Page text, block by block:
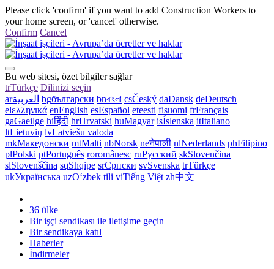
Please click 'confirm' if you want to add Construction Workers to
your home screen, or 'cancel' otherwise.
Confirm Cancel
Bu web sitesi, özet bilgiler sağlar
trTürkçe Dilinizi seçin
arالعربية bgбългарски bnবাংলা csČeský daDansk deDeutsch
elελληνικά enEnglish esEspañol eteesti fisuomi frFrançais
gaGaeilge hiहिंदी hrHrvatski huMagyar isÍslenska itItaliano
ltLietuvių lvLatviešu valoda
mkМакедонски mtMalti nbNorsk neनेपाली nlNederlands phFilipino
plPolski ptPortuguês roromânesc ruРусский skSlovenčina
slSlovenščina sqShqipe srСрпски svSvenska trTürkçe
ukУкраїнська uzOʻzbek tili viTiếng Việt zh中文
36 ülke
Bir işçi sendikası ile iletişime geçin
Bir sendikaya katıl
Haberler
İndirmeler